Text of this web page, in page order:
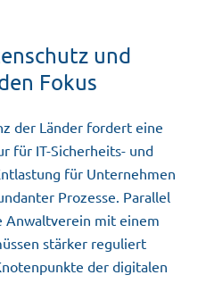
und
Fokus
der Länder fordert eine
für IT-Sicherheits- und
für Unternehmen
Prozesse. Parallel
Anwaltverein mit einem
stärker reguliert
der digitalen